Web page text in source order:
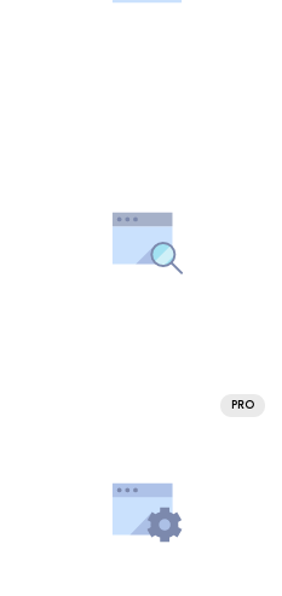
PRO